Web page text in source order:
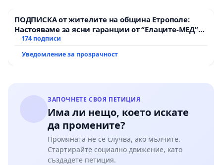
ПОДПИСКА от жителите на община Етрополе:
Настояваме за ясни гаранции от “Елаците-МЕД”
АД и от държавата, че ще се изпълнят всички
174 подписи
Уведомление за прозрачност
ЗАПОЧНЕТЕ СВОЯ ПЕТИЦИЯ
Има ли нещо, което искате
да промените?
Промяната не се случва, ако мълчите.
Стартирайте социално движение, като
създадете петиция.